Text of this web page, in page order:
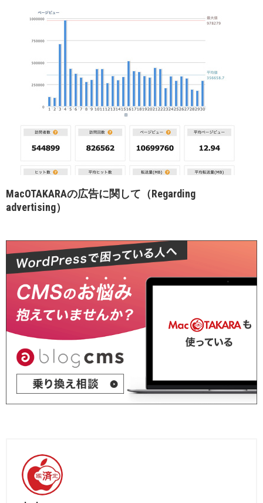
MacOTAKARAの広告に関して（Regarding
advertising）